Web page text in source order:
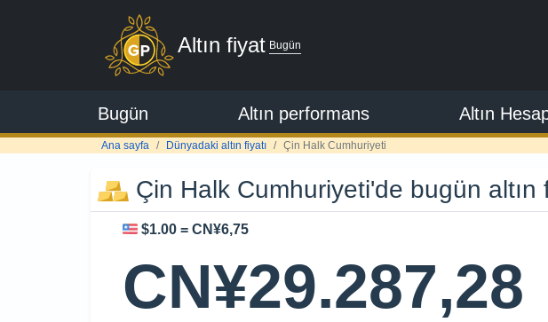
Altın fiyat Bugün
Bugün Altın performans Altın
Ana sayfa Dünyadaki altın fiyatı Çin Halk Cumhuriyeti
Çin Halk Cumhuriyeti'de bugün altın
$1.00 = CN¥6,75
CN¥29.287,28